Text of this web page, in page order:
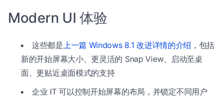
Modern UI 体验
这些都是上一篇 Windows 8.1 改进详情的介绍 ，包括
新的开始屏幕大小、更灵活的 Snap View、启动至桌
面、更贴近桌面模式的支持
企业 IT 可以控制开始屏幕的布局，并锁定不同用户